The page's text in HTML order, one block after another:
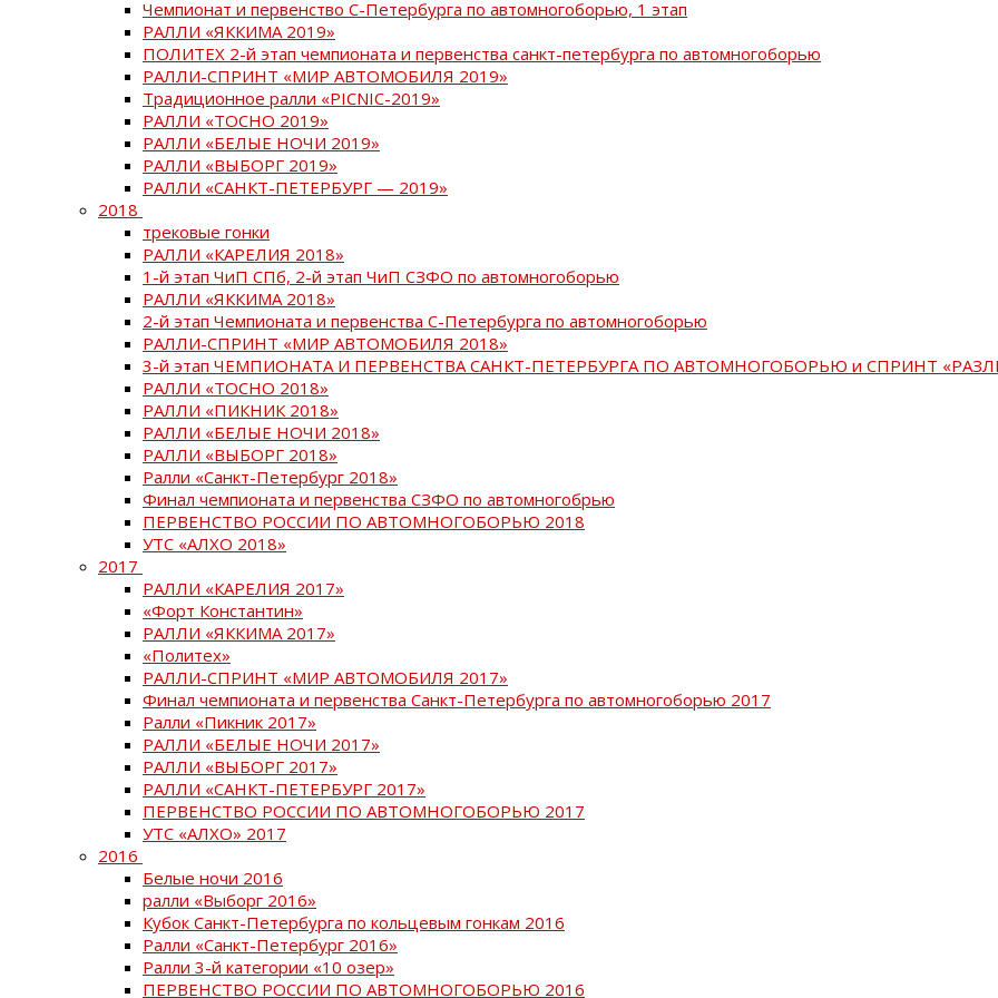
Чемпионат и первенство С-Петербурга по автомногоборью, 1 этап
РАЛЛИ «ЯККИМА 2019»
ПОЛИТЕХ 2-й этап чемпионата и первенства санкт-петербурга по автомногоборью
РАЛЛИ-СПРИНТ «МИР АВТОМОБИЛЯ 2019»
Традиционное ралли «PICNIC-2019»
РАЛЛИ «ТОСНО 2019»
РАЛЛИ «БЕЛЫЕ НОЧИ 2019»
РАЛЛИ «ВЫБОРГ 2019»
РАЛЛИ «САНКТ-ПЕТЕРБУРГ — 2019»
2018
трековые гонки
РАЛЛИ «КАРЕЛИЯ 2018»
1-й этап ЧиП СПб, 2-й этап ЧиП СЗФО по автомногоборью
РАЛЛИ «ЯККИМА 2018»
2-й этап Чемпионата и первенства С-Петербурга по автомногоборью
РАЛЛИ-СПРИНТ «МИР АВТОМОБИЛЯ 2018»
3-й этап ЧЕМПИОНАТА И ПЕРВЕНСТВА САНКТ-ПЕТЕРБУРГА ПО АВТОМНОГОБОРЬЮ и СПРИНТ
РАЛЛИ «ТОСНО 2018»
РАЛЛИ «ПИКНИК 2018»
РАЛЛИ «БЕЛЫЕ НОЧИ 2018»
РАЛЛИ «ВЫБОРГ 2018»
Ралли «Санкт-Петербург 2018»
Финал чемпионата и первенства СЗФО по автомногобрью
ПЕРВЕНСТВО РОССИИ ПО АВТОМНОГОБОРЬЮ 2018
УТС «АЛХО 2018»
2017
РАЛЛИ «КАРЕЛИЯ 2017»
«Форт Константин»
РАЛЛИ «ЯККИМА 2017»
«Политех»
РАЛЛИ-СПРИНТ «МИР АВТОМОБИЛЯ 2017»
Финал чемпионата и первенства Санкт-Петербурга по автомногоборью 2017
Ралли «Пикник 2017»
РАЛЛИ «БЕЛЫЕ НОЧИ 2017»
РАЛЛИ «ВЫБОРГ 2017»
РАЛЛИ «САНКТ-ПЕТЕРБУРГ 2017»
ПЕРВЕНСТВО РОССИИ ПО АВТОМНОГОБОРЬЮ 2017
УТС «АЛХО» 2017
2016
Белые ночи 2016
ралли «Выборг 2016»
Кубок Санкт-Петербурга по кольцевым гонкам 2016
Ралли «Санкт-Петербург 2016»
Ралли 3-й категории «10 озер»
ПЕРВЕНСТВО РОССИИ ПО АВТОМНОГОБОРЬЮ 2016